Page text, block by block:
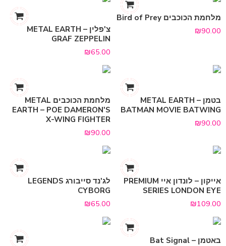
מלחמת הכוכבים Bird of Prey
₪90.00
צ'פלין METAL EARTH –
GRAF ZEPPELIN
₪65.00
בטמן METAL EARTH –
BATMAN MOVIE BATWING
₪90.00
מלחמת הכוכבים METAL
EARTH – POE DAMERON'S
X-WING FIGHTER
₪90.00
אייקון – לונדון איי PREMIUM
SERIES LONDON EYE
₪109.00
לג'נד סייבורג LEGENDS
CYBORG
₪65.00
באטמן – Bat Signal